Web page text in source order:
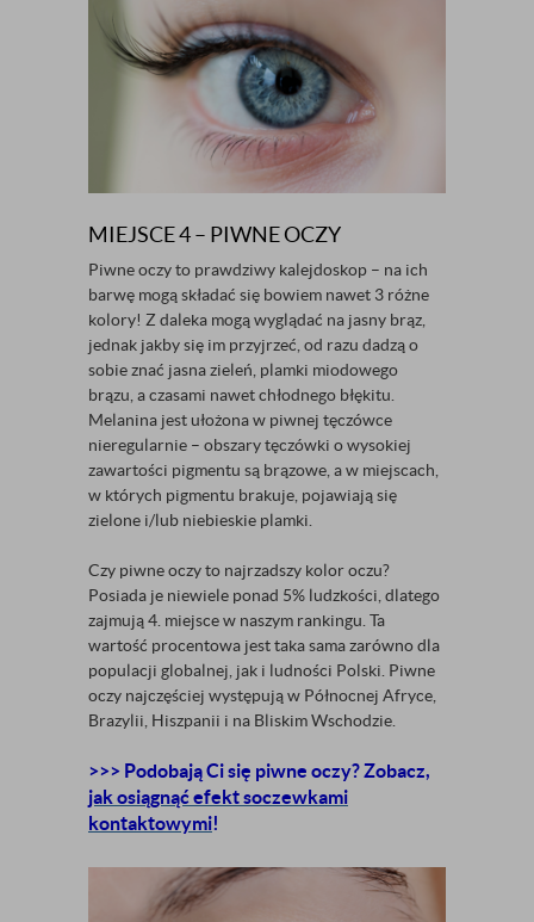
MIEJSCE 4 – PIWNE OCZY
Piwne oczy to prawdziwy kalejdoskop – na ich
barwę mogą składać się bowiem nawet 3 różne
kolory! Z daleka mogą wyglądać na jasny brąz,
jednak jakby się im przyjrzeć, od razu dadzą o
sobie znać jasna zieleń, plamki miodowego
brązu, a czasami nawet chłodnego błękitu.
Melanina jest ułożona w piwnej tęczówce
nieregularnie – obszary tęczówki o wysokiej
zawartości pigmentu są brązowe, a w miejscach,
w których pigmentu brakuje, pojawiają się
zielone i/lub niebieskie plamki.
Czy piwne oczy to najrzadszy kolor oczu?
Posiada je niewiele ponad 5% ludzkości, dlatego
zajmują 4. miejsce w naszym rankingu. Ta
wartość procentowa jest taka sama zarówno dla
populacji globalnej, jak i ludności Polski. Piwne
oczy najczęściej występują w Północnej Afryce,
Brazylii, Hiszpanii i na Bliskim Wschodzie.
>>> Podobają Ci się piwne oczy? Zobacz,
jak osiągnąć efekt soczewkami
kontaktowymi!